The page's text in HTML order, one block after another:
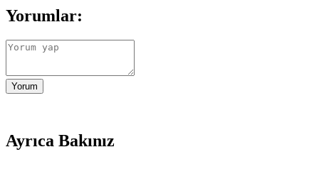
Yorumlar:
Yorum
Ayrıca Bakınız